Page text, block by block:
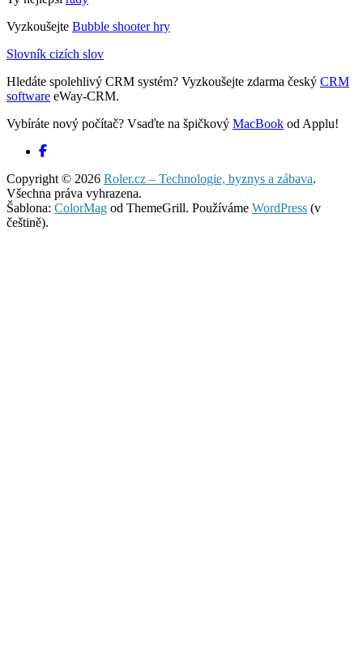
Vyzkoušejte Bubble shooter hry
Slovník cizích slov
Hledáte spolehlivý CRM systém? Vyzkoušejte zdarma český CRM
software eWay-CRM.
Vybíráte nový počítač? Vsaďte na špičkový MacBook od Applu!
Copyright © 2026 Roler.cz – Technologie, byznys a zábava.
Všechna práva vyhrazena.
Šablona: ColorMag od ThemeGrill. Používáme WordPress (v
češtině).